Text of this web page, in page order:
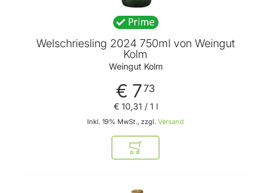
Welschriesling 2024 750ml von Weingut
Kolm
Weingut Kolm
€ 773
Inkl. 19% MwSt., zzgl. Versand
€ 10,31 / 1 l
In den Warenkorb